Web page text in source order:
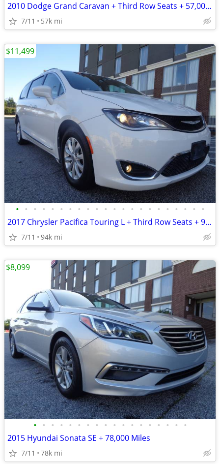
2010 Dodge Grand Caravan + Third Row Seats + 57,000 Miles
7/11 57k mi
• • • • • • • • • • • • • • • • • • • • • •
2017 Chrysler Pacifica Touring L + Third Row Seats + 94,000 Miles
7/11 94k mi
$11,499
• • • • • • • • • • • • • • • • • •
2015 Hyundai Sonata SE + 78,000 Miles
7/11 78k mi
$8,099